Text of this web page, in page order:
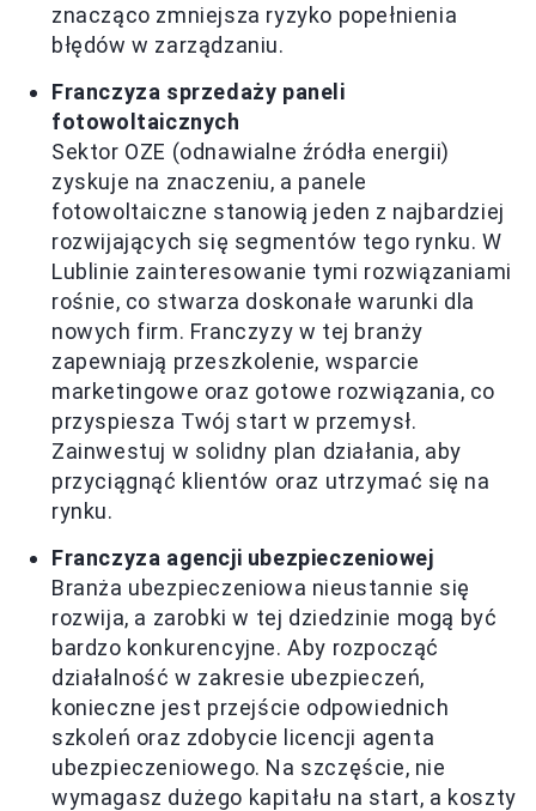
znacząco zmniejsza ryzyko popełnienia
błędów w zarządzaniu.
Franczyza sprzedaży paneli
fotowoltaicznych
Sektor OZE (odnawialne źródła energii)
zyskuje na znaczeniu, a panele
fotowoltaiczne stanowią jeden z najbardziej
rozwijających się segmentów tego rynku. W
Lublinie zainteresowanie tymi rozwiązaniami
rośnie, co stwarza doskonałe warunki dla
nowych firm. Franczyzy w tej branży
zapewniają przeszkolenie, wsparcie
marketingowe oraz gotowe rozwiązania, co
przyspiesza Twój start w przemysł.
Zainwestuj w solidny plan działania, aby
przyciągnąć klientów oraz utrzymać się na
rynku.
Franczyza agencji ubezpieczeniowej
Branża ubezpieczeniowa nieustannie się
rozwija, a zarobki w tej dziedzinie mogą być
bardzo konkurencyjne. Aby rozpocząć
działalność w zakresie ubezpieczeń,
konieczne jest przejście odpowiednich
szkoleń oraz zdobycie licencji agenta
ubezpieczeniowego. Na szczęście, nie
wymagasz dużego kapitału na start, a koszty